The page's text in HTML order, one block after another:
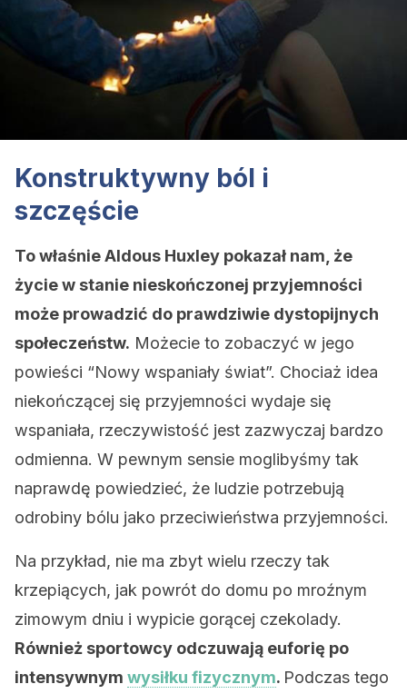
Konstruktywny ból i
szczęście
To właśnie Aldous Huxley pokazał nam, że
życie w stanie nieskończonej przyjemności
może prowadzić do prawdziwie dystopijnych
społeczeństw. Możecie to zobaczyć w jego
powieści “Nowy wspaniały świat”. Chociaż idea
niekończącej się przyjemności wydaje się
wspaniała, rzeczywistość jest zazwyczaj bardzo
odmienna. W pewnym sensie moglibyśmy tak
naprawdę powiedzieć, że ludzie potrzebują
odrobiny bólu jako przeciwieństwa przyjemności.
Na przykład, nie ma zbyt wielu rzeczy tak
krzepiących, jak powrót do domu po mroźnym
zimowym dniu i wypicie gorącej czekolady.
Również sportowcy odczuwają euforię po
intensywnym wysiłku fizycznym. Podczas tego